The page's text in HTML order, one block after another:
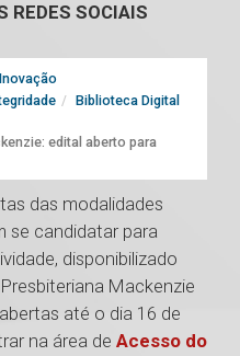
REDES SOCIAIS
Biblioteca Digital
edital aberto para
das modalidades
se candidatar para
disponibilizado
Mackenzie
até o dia 16 de
na área de Acesso do